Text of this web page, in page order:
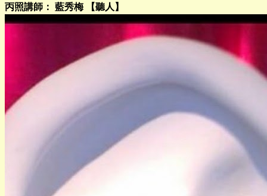
丙照講師： 藍秀梅 【聽人】